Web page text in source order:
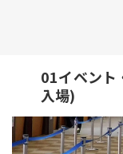
01イベント
入場)